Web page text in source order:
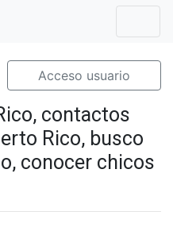
Acceso usuario
contactos
Rico, busco
conocer chicos